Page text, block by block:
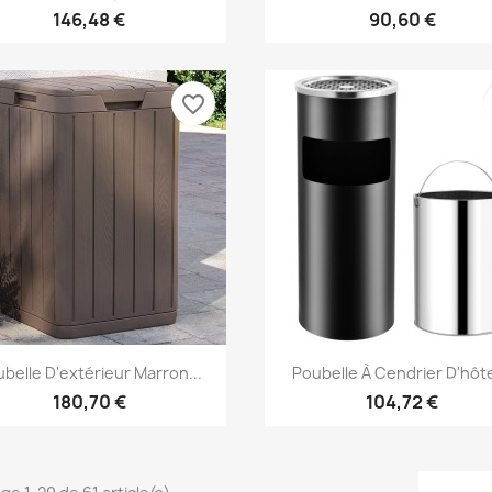
146,48 € 90,60 €
Aperçu rapide
D'extérieur Marron...
180,70 €
favorite_border
Aperçu rapide
Poubelle À Cendrier
104,72 €